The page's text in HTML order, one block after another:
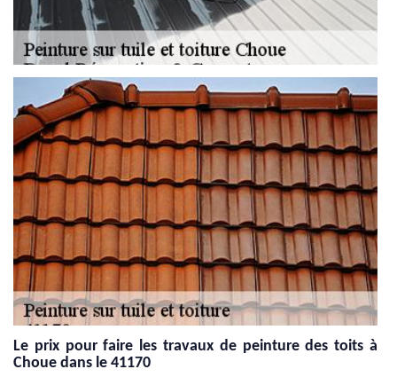
Le prix pour faire les travaux de peinture des toits à
Choue dans le 41170